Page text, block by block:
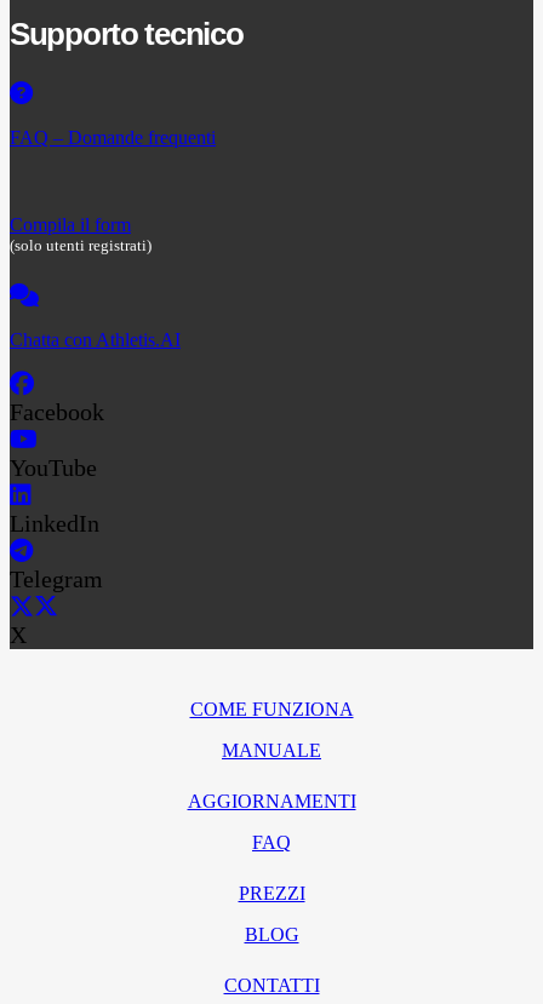
Supporto tecnico
FAQ – Domande frequenti
Compila il form
(solo utenti registrati)
Chatta con Athletis.AI
Facebook
YouTube
LinkedIn
Telegram
X
COME FUNZIONA
MANUALE
AGGIORNAMENTI
FAQ
PREZZI
BLOG
CONTATTI